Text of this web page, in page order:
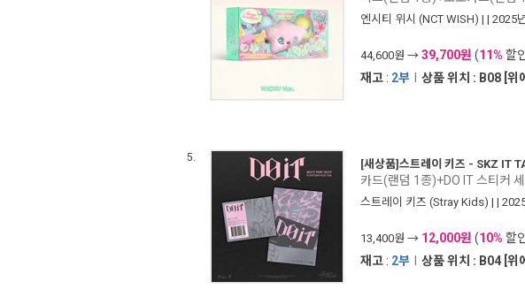
엔시티 위시 (NCT WISH) | | 2025
44,600원 → 39,700원 (11% 할
재고 : 2부 상품 위치 : B08 [위
5. [새상품] 스트레이 키즈 - SKZ IT
카드(랜덤 1종)+DO IT 스티커
스트레이 키즈 (Stray Kids) | |
13,400원 → 12,000원 (10% 할
재고 : 2부 상품 위치 : B04 [위